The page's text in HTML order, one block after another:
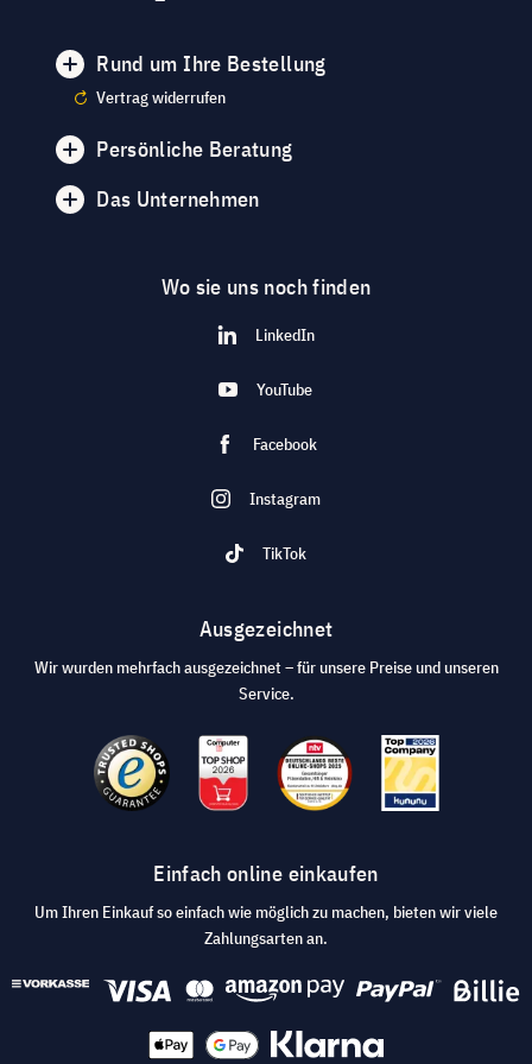
Rund um Ihre Bestellung
Vertrag widerrufen
Persönliche Beratung
Das Unternehmen
Wo sie uns noch finden
LinkedIn
YouTube
Facebook
Instagram
TikTok
Ausgezeichnet
Wir wurden mehrfach ausgezeichnet – für unsere Preise und unseren
Service.
Einfach online einkaufen
Um Ihren Einkauf so einfach wie möglich zu machen, bieten wir viele
Zahlungsarten an.